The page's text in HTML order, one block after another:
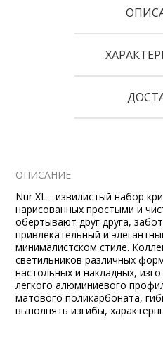
ОПИСАНИЕ
Nur XL - извилистый набор
нарисованных простыми и
обертывают друг друга,
привлекательный и
минималистском стиле.
светильников различных
настольных и накладных,
легкого алюминиевого
матового поликарбоната,
выполнять изгибы,